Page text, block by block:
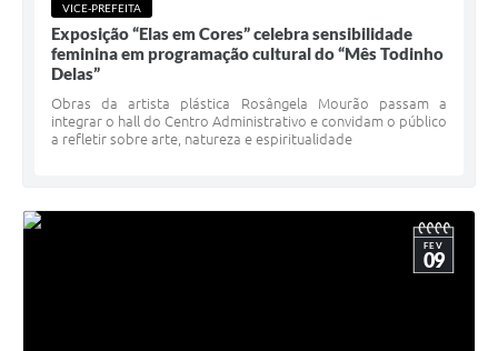
VICE-PREFEITA
Exposição “Elas em Cores” celebra sensibilidade
feminina em programação cultural do “Mês Todinho
Delas”
Obras da artista plástica Rosângela Mourão passam a
integrar o hall do Centro Administrativo e convidam o público
a refletir sobre arte, natureza e espiritualidade
FEV
09